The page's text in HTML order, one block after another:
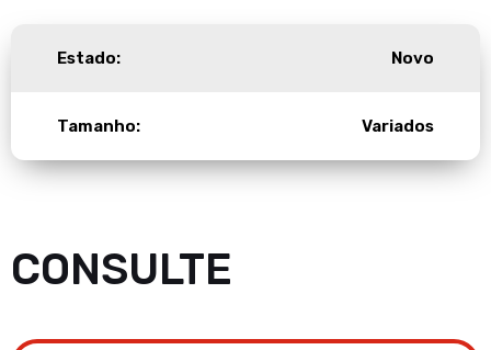
Estado: Novo
Tamanho: Variados
CONSULTE